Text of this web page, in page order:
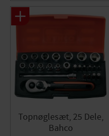
Topnøglesæt, 25 Dele,
Bahco